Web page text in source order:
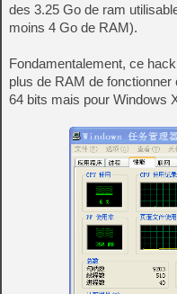
des 3.25 Go de ram
moins 4 Go de RAM).
Fondamentalement, ce
plus de RAM de
64 bits mais pour Windows